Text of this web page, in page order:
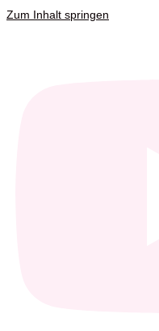
Zum Inhalt springen